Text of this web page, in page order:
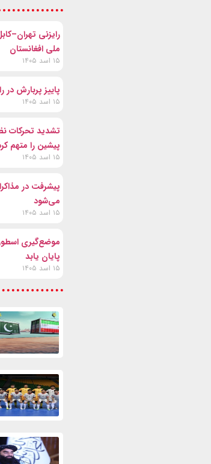
رایزنی
ملی افغانستان
۱۵ اسد ۱۴۰۵
پاییز پربارش در
۱۵ اسد ۱۴۰۵
تشدید تحرکات
پیشین را متهم
۱۵ اسد ۱۴۰۵
پیشرفت در
می‌شود
۱۵ اسد ۱۴۰۵
موضع‌گیری
پایان یابد
۱۵ اسد ۱۴۰۵